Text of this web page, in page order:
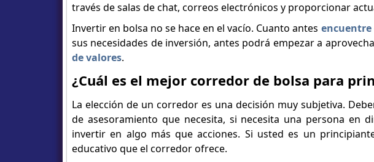
través de salas de chat, correos electrónicos y proporcionar
Invertir en bolsa no se hace en el vacío. Cuanto antes encuentre
sus necesidades de inversión, antes podrá empezar a
de valores.
¿Cuál es el mejor corredor de bolsa para
La elección de un corredor es una decisión muy subjetiva.
de asesoramiento que necesita, si necesita una persona en
invertir en algo más que acciones. Si usted es un
educativo que el corredor ofrece.